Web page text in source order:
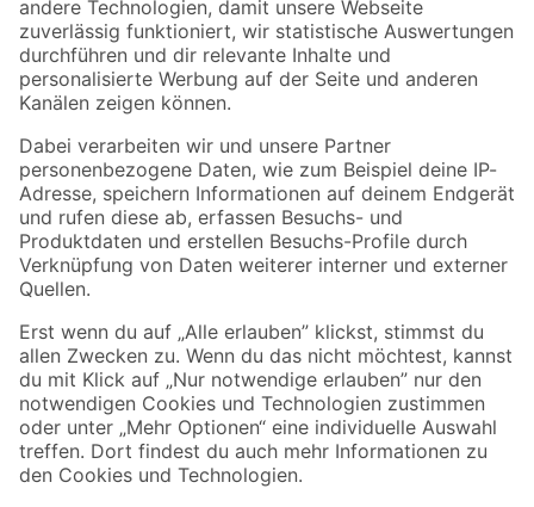
Zur Newsletter Anmeldung
Folge uns
Zahlungsarten Versandarten
Sicher einkaufen
Jetzt die toom-App herunterladen